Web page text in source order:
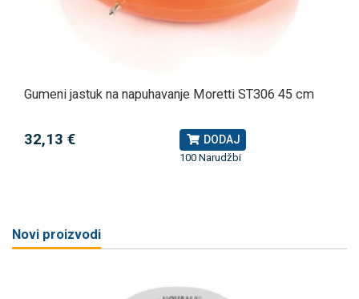
Gumeni jastuk na napuhavanje Moretti ST306 45 cm
32,13 € DODAJ
100 Narudžbi
Novi proizvodi